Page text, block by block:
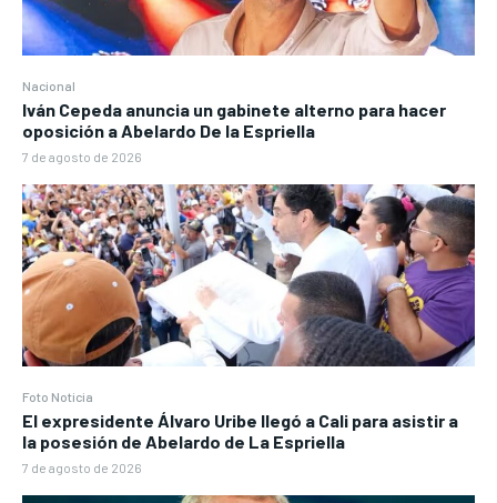
Nacional
Iván Cepeda anuncia un gabinete alterno para hacer
oposición a Abelardo De la Espriella
7 de agosto de 2026
Foto Noticia
El expresidente Álvaro Uribe llegó a Cali para asistir a
la posesión de Abelardo de La Espriella
7 de agosto de 2026